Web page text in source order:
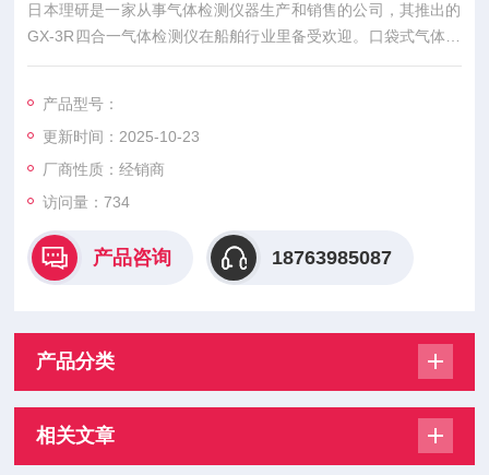
日本理研是一家从事气体检测仪器生产和销售的公司，其推出的
GX-3R四合一气体检测仪在船舶行业里备受欢迎。口袋式气体探
测器GX-3R四合一气体报警器是一款功能齐全的气体检测仪，集
一身，为船舶安全监测提供了可靠的保障。
产品型号：
更新时间：2025-10-23
厂商性质：经销商
访问量：734
产品咨询 18763985087
产品分类
相关文章